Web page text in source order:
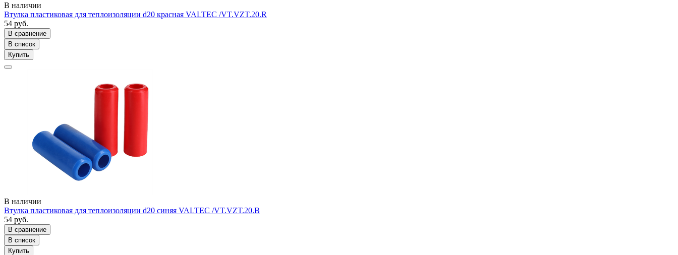
В наличии
Втулка пластиковая для теплоизоляции d20 красная VALTEC /VT.VZT.20.R
54 руб.
В сравнение
В список
Купить
В наличии
Втулка пластиковая для теплоизоляции d20 синяя VALTEC /VT.VZT.20.B
54 руб.
В сравнение
В список
Купить